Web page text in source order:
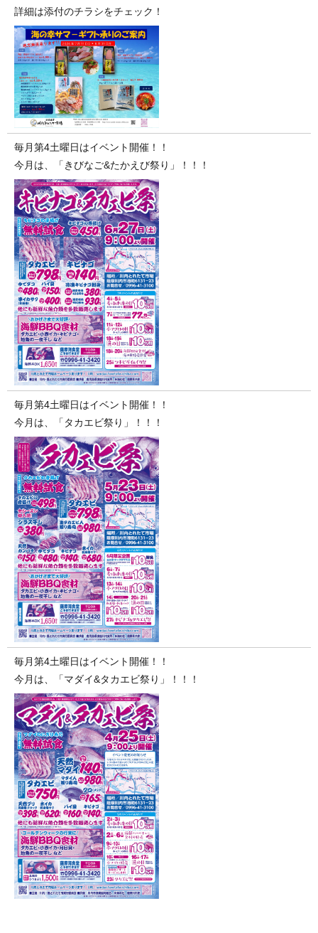
詳細は添付のチラシをチェック！
毎月第4土曜日はイベント開催！！
今月は、「きびなご&たかえび祭り」！！！
毎月第4土曜日はイベント開催！！
今月は、「タカエビ祭り」！！！
毎月第4土曜日はイベント開催！！
今月は、「マダイ&タカエビ祭り」！！！